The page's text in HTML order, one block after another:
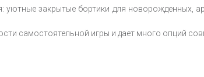
закрытые бортики для новорожденных,
самостоятельной игры и дает много опций